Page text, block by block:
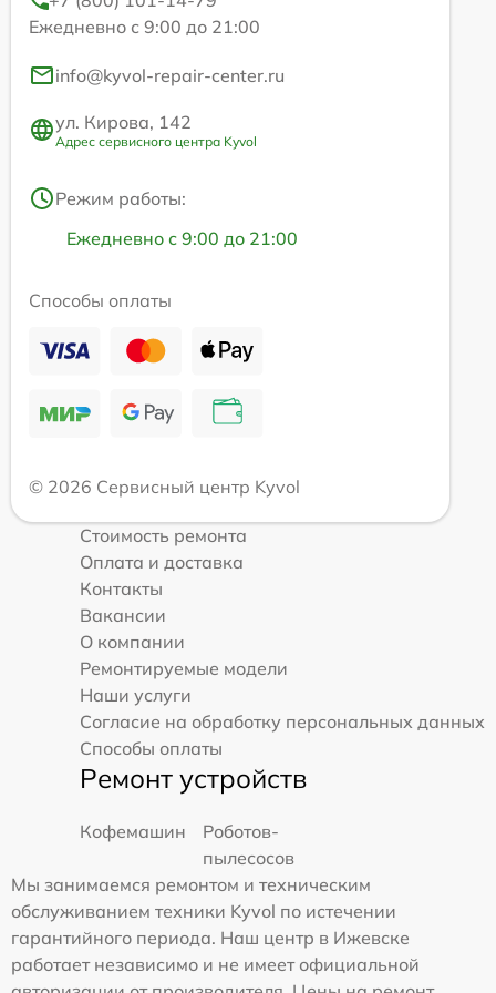
Ежедневно с 9:00 до 21:00
info@kyvol-repair-center.ru
ул. Кирова, 142
Адрес сервисного центра Kyvol
Режим работы:
Ежедневно с 9:00 до 21:00
Способы оплаты
© 2026 Сервисный центр Kyvol
Стоимость ремонта
Оплата и доставка
Контакты
Вакансии
О компании
Ремонтируемые модели
Наши услуги
Согласие на обработку персональных данных
Способы оплаты
Ремонт устройств
Кофемашин
Роботов-
пылесосов
Мы занимаемся ремонтом и техническим
обслуживанием техники Kyvol по истечении
гарантийного периода. Наш центр в Ижевске
работает независимо и не имеет официальной